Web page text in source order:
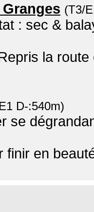
(T3/
: sec &
la
D-:540m)
se
finir en